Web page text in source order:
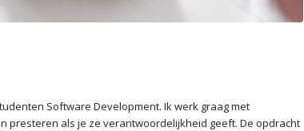
Software Development. Ik werk graag met
presteren als je ze verantwoordelijkheid geeft. De opdracht